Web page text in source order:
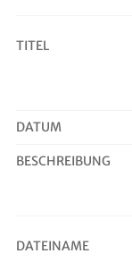
TITEL
DATUM
BESCHREIBUNG
DATEINAME